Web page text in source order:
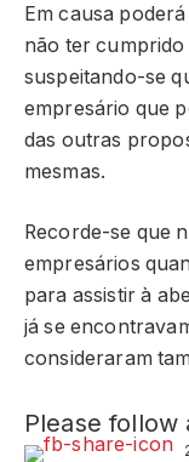
Em causa
não ter
suspeitando-se
empresário que
das outras
mesmas.
Recorde-se que
empresários
para assistir à
já se
consideraram
Please follow